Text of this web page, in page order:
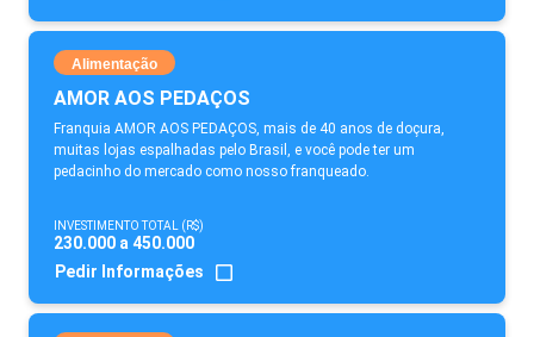
Alimentação
AMOR AOS PEDAÇOS
Franquia AMOR AOS PEDAÇOS, mais de 40 anos de doçura,
muitas lojas espalhadas pelo Brasil, e você pode ter um
pedacinho do mercado como nosso franqueado.
INVESTIMENTO TOTAL (R$)
230.000 a 450.000
Pedir Informações